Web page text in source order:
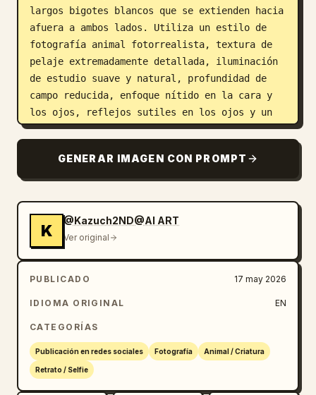
largos bigotes blancos que se extienden hacia
afuera a ambos lados. Utiliza un estilo de
fotografía animal fotorrealista, textura de
pelaje extremadamente detallada, iluminación
de estudio suave y natural, profundidad de
campo reducida, enfoque nítido en la cara y
los ojos, reflejos sutiles en los ojos y un
fondo oscuro y suave de color
Composición de retrato vertical, encuadre
cuadrado o casi vertical, sin accesorios, sin
humanos.
GENERAR IMAGEN CON PROMPT
K
@Kazuch2ND@AI ART
Ver original
PUBLICADO 17 may 2026
IDIOMA ORIGINAL EN
CATEGORÍAS
Publicación en redes sociales Fotografía Animal / Criatura
Retrato / Selfie